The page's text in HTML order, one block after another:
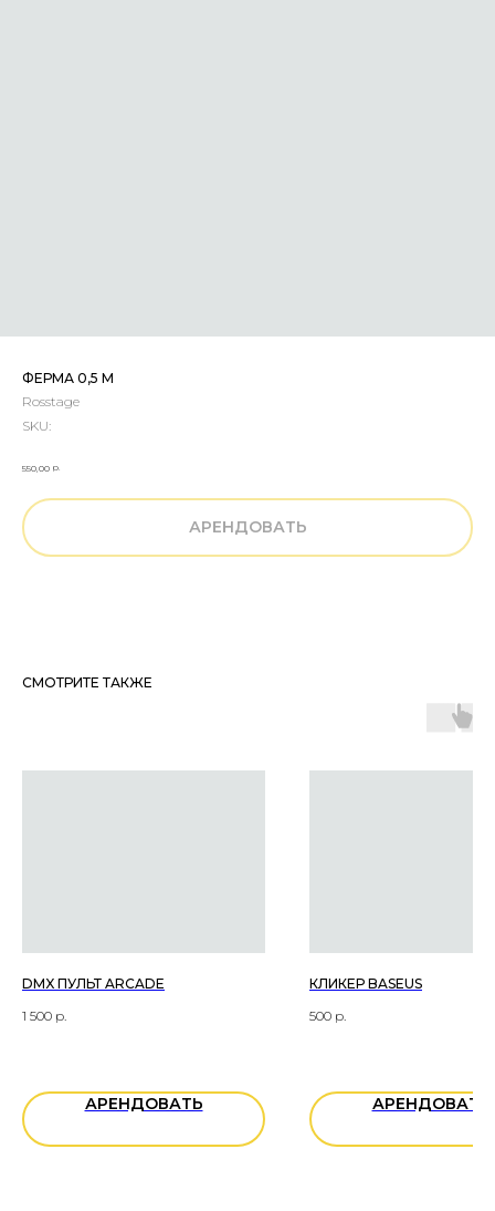
ФЕРМА 0,5 М
Rosstage
SKU:
550,00 р.
АРЕНДОВАТЬ
СМОТРИТЕ ТАКЖЕ
DMX ПУЛЬТ ARCADE
1 500 р.
АРЕНДОВАТЬ
КЛИКЕР BASEUS
500 р.
АРЕНДОВАТЬ